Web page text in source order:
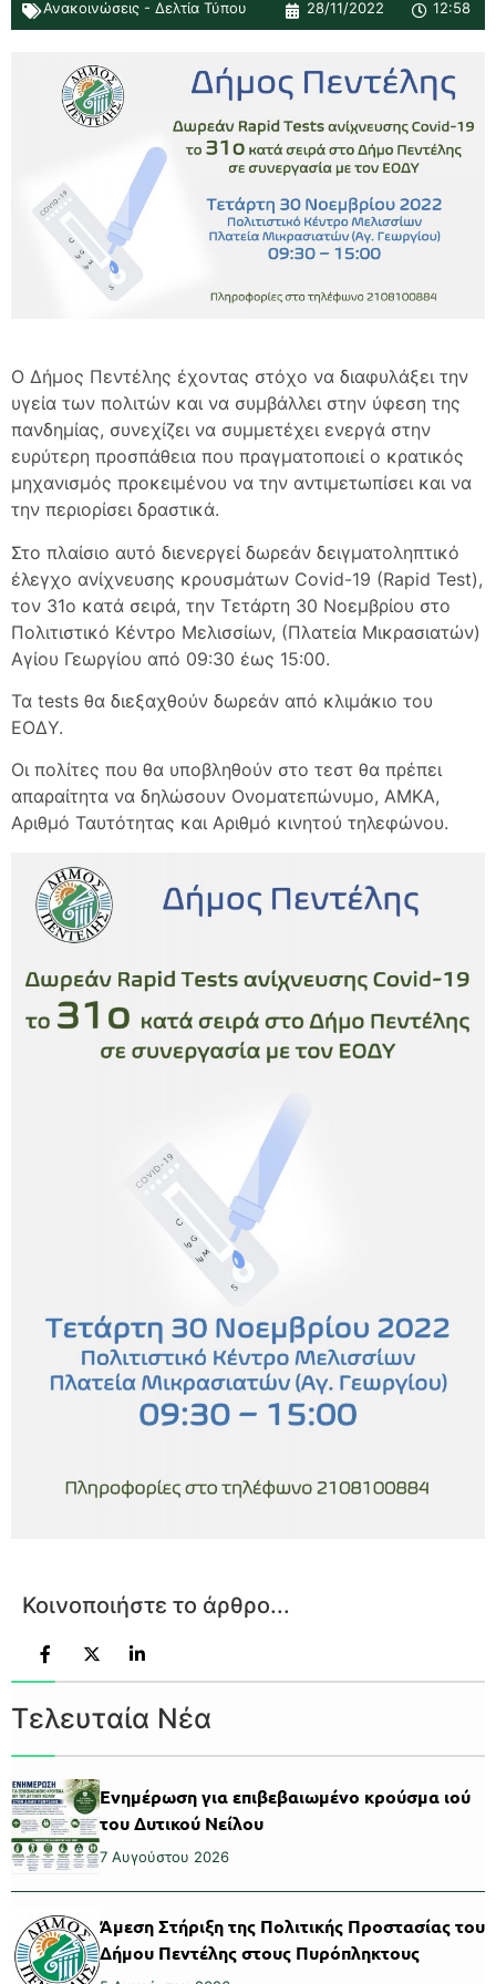
Ανακοινώσεις - Δελτία Τύπου 28/11/2022 12:58
Ο Δήμος Πεντέλης έχοντας στόχο να διαφυλάξει την
υγεία των πολιτών και να συμβάλλει στην ύφεση της
πανδημίας, συνεχίζει να συμμετέχει ενεργά στην
ευρύτερη προσπάθεια που πραγματοποιεί ο κρατικός
μηχανισμός προκειμένου να την αντιμετωπίσει και να
την περιορίσει δραστικά.
Στο πλαίσιο αυτό διενεργεί δωρεάν δειγματοληπτικό
έλεγχο ανίχνευσης κρουσμάτων Covid-19 (Rapid Test),
τον 31ο κατά σειρά, την Τετάρτη 30 Νοεμβρίου στο
Πολιτιστικό Κέντρο Μελισσίων, (Πλατεία Μικρασιατών)
Αγίου Γεωργίου από 09:30 έως 15:00.
Τα tests θα διεξαχθούν δωρεάν από κλιμάκιο του
ΕΟΔΥ.
Οι πολίτες που θα υποβληθούν στο τεστ θα πρέπει
απαραίτητα να δηλώσουν Ονοματεπώνυμο, ΑΜΚΑ,
Αριθμό Ταυτότητας και Αριθμό κινητού τηλεφώνου.
Κοινοποιήστε το άρθρο...
Τελευταία Νέα
Ενημέρωση για επιβεβαιωμένο κρούσμα ιού
του Δυτικού Νείλου
7 Αυγούστου 2026
Άμεση Στήριξη της Πολιτικής Προστασίας του
Δήμου Πεντέλης στους Πυρόπληκτους